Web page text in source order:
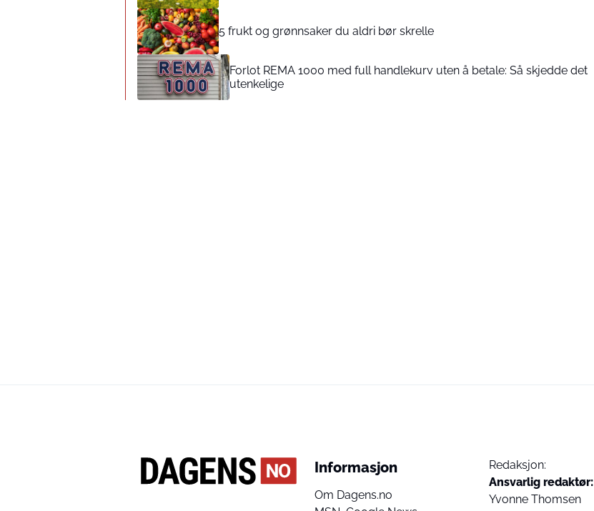
5 frukt og grønnsaker du aldri bør skrelle
Forlot REMA 1000 med full handlekurv uten å betale: Så skjedde det
utenkelige
Informasjon
Om Dagens.no
Redaksjon:
Ansvarlig redaktør:
Yvonne Thomsen